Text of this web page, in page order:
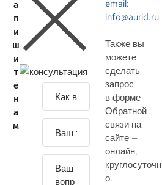
а
п
и
ш
и
т
е
н
а
м
email:
info@aurid.ru
Также вы
можете
сделать
запрос
в форме
Обратной
связи на
сайте —
онлайн,
круглосуточн
о.